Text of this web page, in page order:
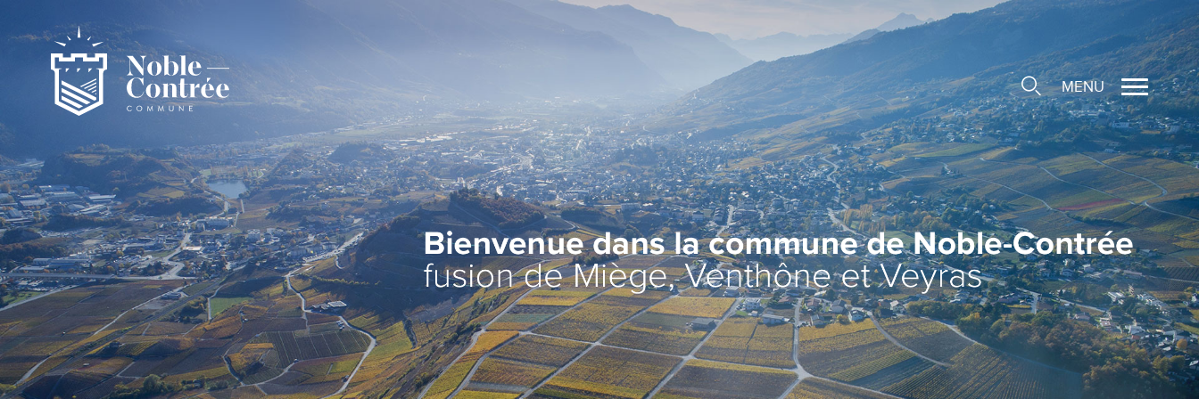
Noble-Contrée
Présentation de la commune
Noble-Contrée en chiffres
Pactes d’amitié
Journal "en commun"
Application mobile
Actualités
Administration
Autorités
Administration communale
Guichet d’accueil
Finances et fiscalité
Edilité et constructions
Travaux publics
Vie locale
Associations/Sociétés locales
Economie
Ecoles et Structure d'Accueil de
l'Enfance
Santé et social
Vie religieuse
>
MENU